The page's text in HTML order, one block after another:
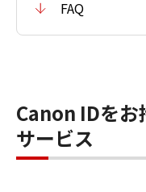
FAQ
Canon IDをお
サービス